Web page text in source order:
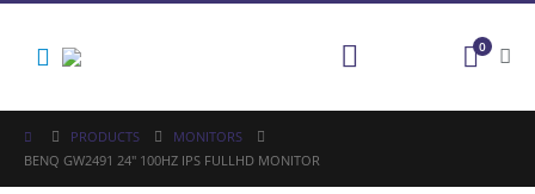
0
PRODUCTS
MONITORS
BENQ GW2491 24″ 100HZ IPS FULLHD MONITOR